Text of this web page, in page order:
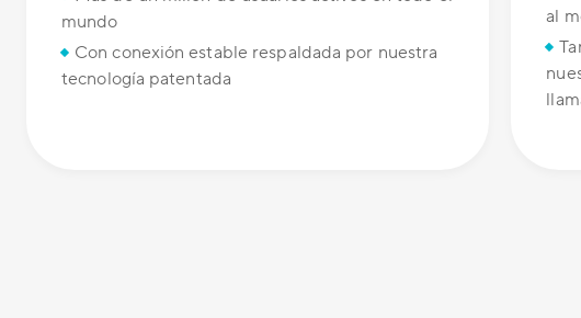
mundo
Con conexión estable respaldada por nuestra
tecnología patentada
al